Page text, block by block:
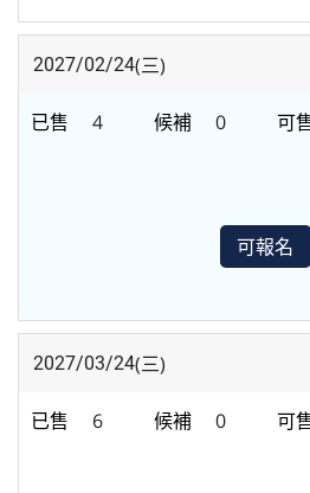
2027/02/24(三)
4 0
可報名
2027/03/24(三)
6 0